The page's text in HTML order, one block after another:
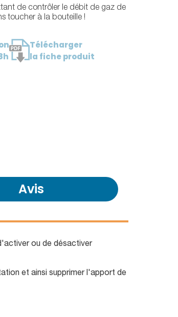
de contrôler le débit de gaz de
toucher à la bouteille !
Télécharger
la fiche produit
Avis
ou de désactiver
et ainsi supprimer l'apport de